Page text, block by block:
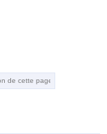
audio) :
filtrées par des